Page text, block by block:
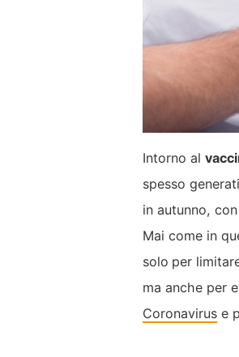
Intorno al
spesso
in autunno,
Mai come in
solo per
ma anche per
Coronavirus e